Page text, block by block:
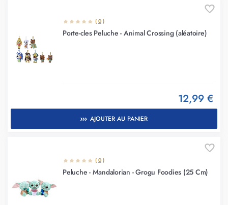
( 0 )
Porte-cles Peluche - Animal Crossing (aléatoire)
12,99 €
AJOUTER AU PANIER
( 0 )
Peluche - Mandalorian - Grogu Foodies (25 Cm)